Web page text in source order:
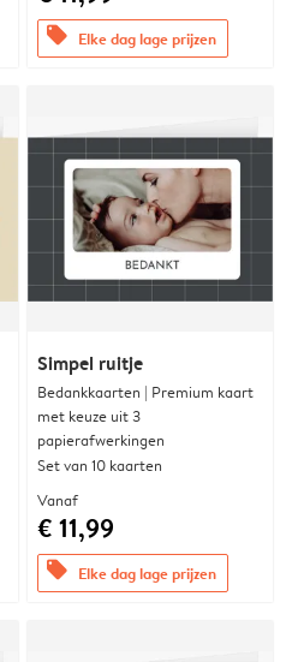
offers Elke dag lage prijzen
Simpel ruitje
Bedankkaarten | Premium kaart
met keuze uit 3
papierafwerkingen
Set van 10 kaarten
Vanaf
€ 11,99
offers Elke dag lage prijzen